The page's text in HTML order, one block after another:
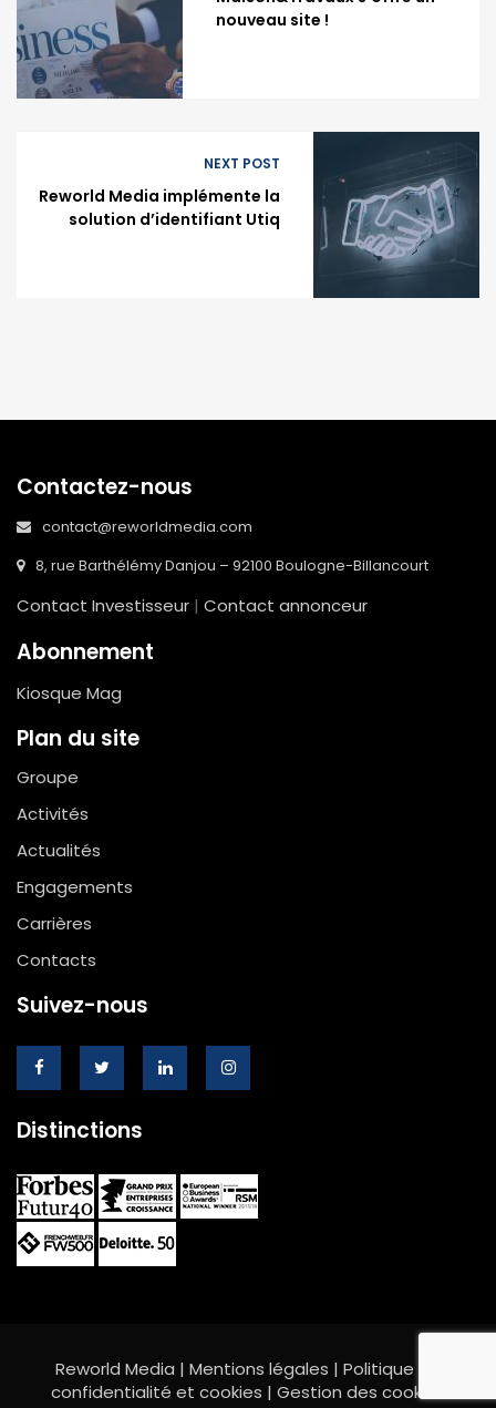
nouveau site !
NEXT POST
Reworld Media implémente la
solution d’identifiant Utiq
Contactez-nous
contact@reworldmedia.com
8, rue Barthélémy Danjou – 92100 Boulogne-Billancourt
Contact Investisseur | Contact annonceur
Abonnement
Kiosque Mag
Plan du site
Groupe
Activités
Actualités
Engagements
Carrières
Contacts
Suivez-nous
Distinctions
Reworld Media | Mentions légales | Politique de
confidentialité et cookies | Gestion des cookies